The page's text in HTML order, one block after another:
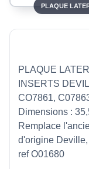
PLAQUE
PLAQUE
INSERTS
CO7861,
Dimensions :
Remplace
d'origine
ref O01680